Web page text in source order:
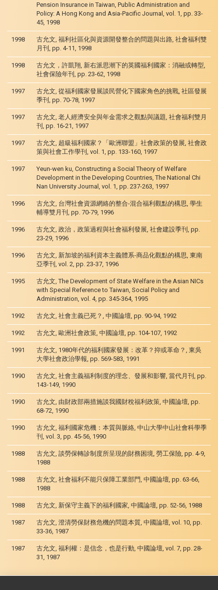
Pension Insurance in Taiwan, Public Administration and
Policy: A Hong Kong and Asia-Pacific Journal, vol. 1, pp. 33-
45, 1998
1998
古允文, 福利社區化與資源開發整合的問題與出路, 社會福利雙
月刊, pp. 4-11, 1998
1998
古允文，許凱翔, 新右派思潮下的英國福利國家：消融或轉型,
社會保險年刊, pp. 23-62, 1998
1997
古允文, 從福利國家發展談民營化下國家角色的挑戰, 社區發展
季刊, pp. 70-78, 1997
1997
古允文, 老人經濟安全與年金需求之觀點與議題, 社會福利雙月
刊, pp. 16-21, 1997
1997
古允文, 超級福利國家？「歐洲聯盟」社會政策的發展, 社會政
策與社會工作學刊, vol. 1, pp. 133-160, 1997
1997
Yeun-wen ku, Constructing a Social Theory of Welfare
Development in the Developing Countries, The National Chi
Nan University Journal, vol. 1, pp. 237-263, 1997
1996
古允文, 台灣社會資源網絡的整合-混合福利觀點的構思, 學生
輔導雙月刊, pp. 70-79, 1996
1996
古允文, 政治，政策過程與社會福利發展, 社會建設季刊, pp.
23-29, 1996
1996
古允文, 新加坡的福利資本主義體系-商品化觀點的構思, 東南
亞季刊, vol. 2, pp. 23-37, 1996
1995
古允文, The Development of State Welfare in the Asian NICs
with Special Reference to Taiwan, Social Policy and
Administration, vol. 4, pp. 345-364, 1995
1992 古允文, 社會主義已死？, 中國論壇, pp. 90-94, 1992
1992 古允文, 歐洲社會政策, 中國論壇, pp. 104-107, 1992
1991
古允文, 1980年代的福利國家發展：改革？抑或革命？, 東吳
大學社會政治學報, pp. 569-583, 1991
1990
古允文, 社會主義福利制度的理念、發展和影響, 當代月刊, pp.
143-149, 1990
1990
古允文, 由財政部兩措施談我國財稅福利政策, 中國論壇, pp.
68-72, 1990
1990
古允文, 福利國家危機：本質與脈絡, 中山大學中山社會科學季
刊, vol. 3, pp. 45-56, 1990
1988
古允文, 談勞保轉診制度所呈現的財務困境, 勞工保險, pp. 4-9,
1988
1988
古允文, 社會福利不能只保障工業部門, 中國論壇, pp. 63-66,
1988
1988 古允文, 新保守主義下的福利國家, 中國論壇, pp. 52-56, 1988
1987
古允文, 澄清勞保財務危機的問題本質, 中國論壇, vol. 10, pp.
33-36, 1987
1987
古允文, 福利權：是信念，也是行動, 中國論壇, vol. 7, pp. 28-
31, 1987